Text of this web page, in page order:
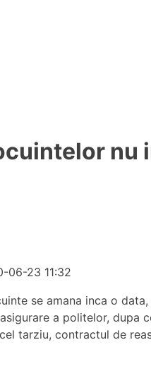
nu
06-23 11:32
se amana inca o
a politelor,
tarziu, contractul de